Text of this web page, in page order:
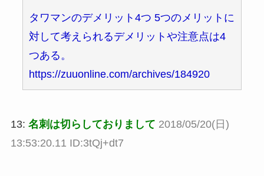
タワマンのデメリット4つ 5つのメリットに
対して考えられるデメリットや注意点は4
つある。
https://zuuonline.com/archives/184920
13: 名刺は切らしておりまして 2018/05/20(日)
13:53:20.11 ID:3tQj+dt7